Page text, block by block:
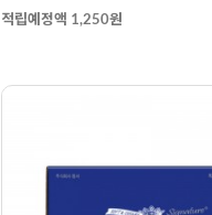
적립예정액 1,250원